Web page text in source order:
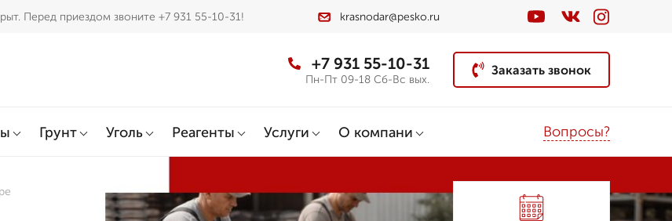
Перед приездом звоните +7 931 55-10-31! krasnodar@pesko.ru
+7 931 55-10-31
Пн-Пт 09-18 Сб-Вс вых.
Заказать звонок
Грунт Уголь Реагенты Услуги О компани Вопросы?